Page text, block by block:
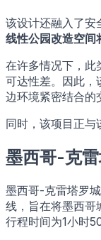
该设计还融入了安
线性公园改造空间
在许多情况下，此
可达性差。因此，
边环境紧密结合的
同时，该项目正与
墨西哥-克
墨西哥-克雷塔罗
线，旨在将墨西哥
行程时间为1小时50